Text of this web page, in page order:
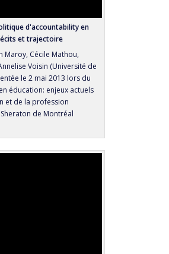
d'accountability en
et trajectoire
Maroy, Cécile Mathou,
Voisin (Université de
le 2 mai 2013 lors du
éducation: enjeux actuels
et de la profession
de Montréal